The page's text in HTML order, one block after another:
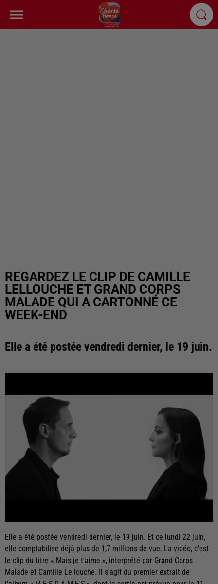
REGARDEZ LE CLIP DE CAMILLE
LELLOUCHE ET GRAND CORPS
MALADE QUI A CARTONNÉ CE
WEEK-END
Elle a été postée vendredi dernier, le 19 juin.
Elle a été postée vendredi dernier, le 19 juin. Et ce lundi 22 juin,
elle comptabilise déjà plus de 1,7 millions de vue. La vidéo, c'est
le clip du titre « Mais je t'aime », interprété par Grand Corps
Malade et Camille Lellouche. Il s'agit du premier extrait de